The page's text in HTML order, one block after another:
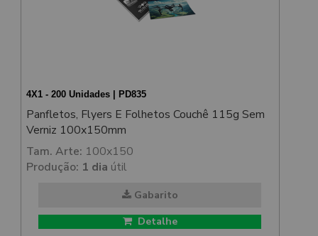
4X1 - 200 Unidades | PD835
Panfletos, Flyers E Folhetos Couchê 115g Sem
Verniz 100x150mm
Tam. Arte: 100x150
Produção: 1 dia útil
Gabarito
Detalhe